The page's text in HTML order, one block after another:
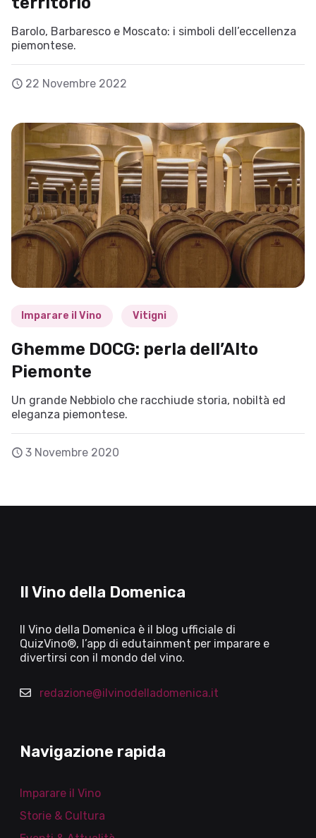
Barolo, Barbaresco e Moscato: i simboli dell’eccellenza
piemontese.
22 Novembre 2022
Imparare il Vino Vitigni
Ghemme DOCG: perla dell’Alto
Piemonte
Un grande Nebbiolo che racchiude storia, nobiltà ed
eleganza piemontese.
3 Novembre 2020
Il Vino della Domenica
Il Vino della Domenica è il blog ufficiale di
QuizVino®, l’app di edutainment per imparare e
divertirsi con il mondo del vino.
redazione@ilvinodelladomenica.it
Navigazione rapida
Imparare il Vino
Storie & Cultura